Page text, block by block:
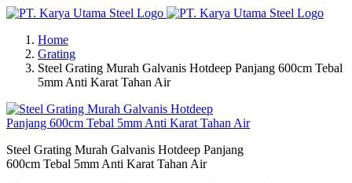
Skip
contentHome
Grating
Steel Grating Murah Galvanis Hotdeep Panjang 600cm Tebal
5mm Anti Karat Tahan Air
Steel Grating Murah Galvanis Hotdeep Panjang
600cm Tebal 5mm Anti Karat Tahan Air